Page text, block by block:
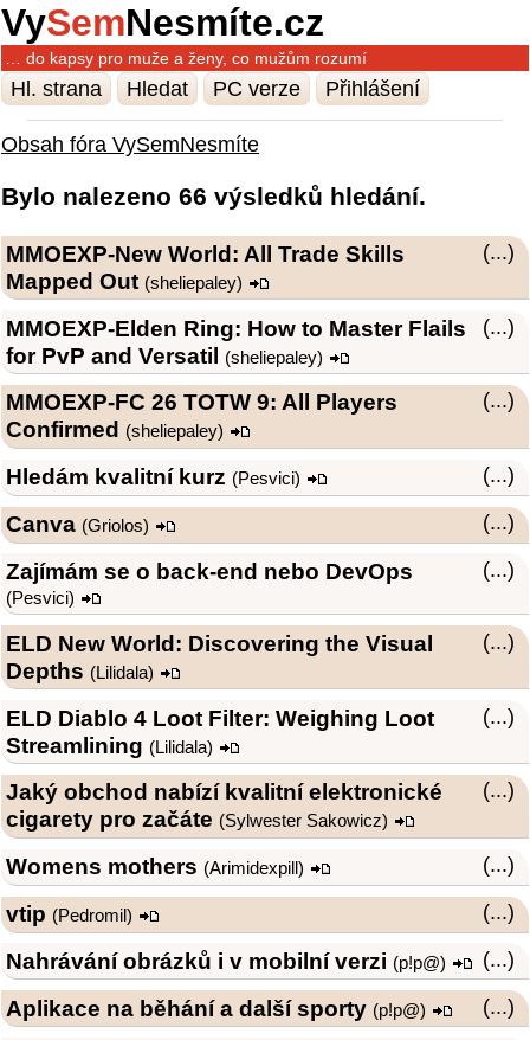
VySemNesmíte.cz
… do kapsy pro muže a ženy, co mužům rozumí
Hl. strana Hledat PC verze Přihlášení
Obsah fóra VySemNesmíte
Bylo nalezeno 66 výsledků hledání.
(...)
MMOEXP-New World: All Trade Skills
Mapped Out (sheliepaley)
(...)
MMOEXP-Elden Ring: How to Master Flails
for PvP and Versatil (sheliepaley)
(...)
MMOEXP-FC 26 TOTW 9: All Players
Confirmed (sheliepaley)
(...)
Hledám kvalitní kurz (Pesvici)
(...)
Canva (Griolos)
(...)
Zajímám se o back-end nebo DevOps
(Pesvici)
(...)
ELD New World: Discovering the Visual
Depths (Lilidala)
(...)
ELD Diablo 4 Loot Filter: Weighing Loot
Streamlining (Lilidala)
(...)
Jaký obchod nabízí kvalitní elektronické
cigarety pro začáte (Sylwester Sakowicz)
(...)
Womens mothers (Arimidexpill )
(...)
vtip (Pedromil)
(...)
Nahrávání obrázků i v mobilní verzi (p!p@)
(...)
Aplikace na běhání a další sporty (p!p@)